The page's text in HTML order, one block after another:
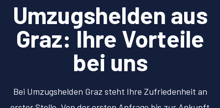
Umzugshelden aus
Graz: Ihre Vorteile
bei uns
Bei Umzugshelden Graz steht Ihre Zufriedenheit an